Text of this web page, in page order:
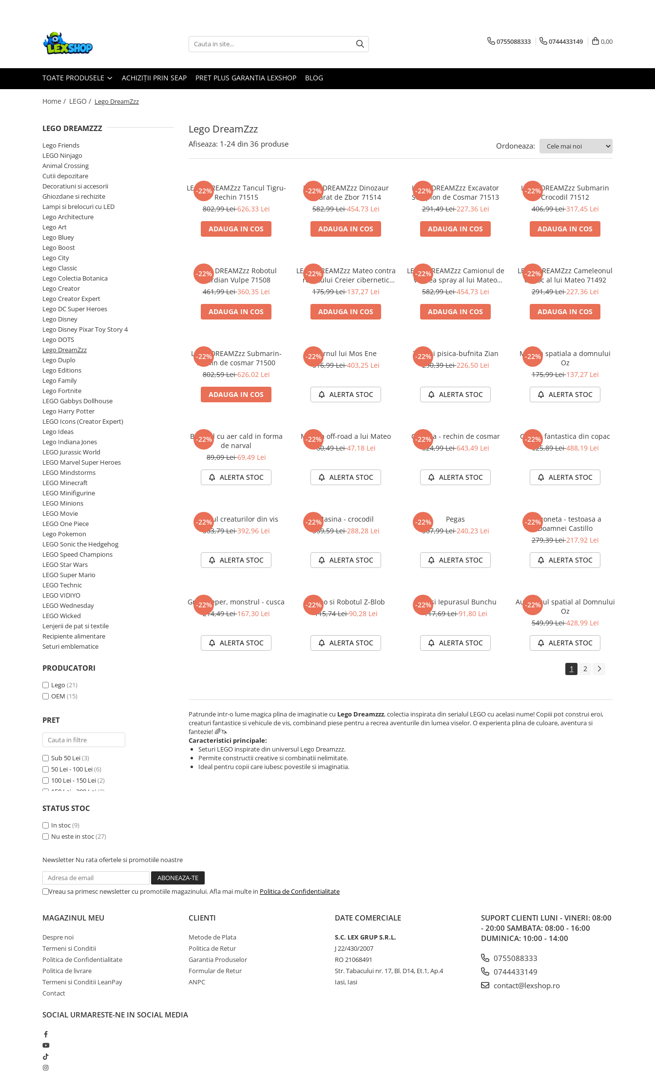
Toate Produsele
Board Games
Board Games
Extensii card games
Jocuri pentru toata familia
Party Games (jocuri de petrecere)
Jocuri pentru copii
Smart Games
Puzzle-uri logice
Jocuri cu miniaturi
Final Girl - solo game
Miniaturi Arkham Horror
Miniaturi HEROCLIX
Accesorii pentru boardgames
Protectii carti (Sleeves)
Deck Boxes/Cutii pentru carti
Portofolii/ Clasoare pentru carti
The Army Painter
Organizatoare
Carti de joc
Alte produse Hobby
Merch Lex Hobby Store
Pop Culture
Cani/Pahare
Plusuri si papusi
Decoratiuni
Studio Ghibli/My Neighbor
Totoro/Kiki etc
Dragon Ball
Lord of The Rings
Naruto Shippuden
Sailor Moon
Harry Potter
Stranger Things
Collectibles
KPop Demon Hunters
Retro Arcade – Jocuri, Console si
Accesorii Clasice
Book Nooks
Comic Books (Benzi Desenate)
Trading Card Games
DragonBallZ
Digimon Card Game
Cardfight!! Vanguard
Weis Schwarz
0755088333 0744433149 0,00
TOATE PRODUSELE ACHIZIȚII PRIN SEAP PRET PLUS GARANTIA LEXSHOP BLOG
Home / LEGO / Lego DreamZzz
Lego DreamZzz
LEGO DREAMZZZ
Lego Friends
LEGO Ninjago
Animal Crossing
Cutii depozitare
Decoratiuni si accesorii
Ghiozdane si rechizite
Lampi si brelocuri cu LED
Lego Architecture
Lego Art
Lego Bluey
Lego Boost
Lego City
Lego Classic
Lego Colectia Botanica
Lego Creator
Lego Creator Expert
Lego DC Super Heroes
Lego Disney
Lego Disney Pixar Toy Story 4
Lego DOTS
Lego DreamZzz
Lego Duplo
Lego Editions
Lego Family
Lego Fortnite
LEGO Gabbys Dollhouse
Lego Harry Potter
LEGO Icons (Creator Expert)
Lego Ideas
Lego Indiana Jones
LEGO Jurassic World
LEGO Marvel Super Heroes
LEGO Mindstorms
LEGO Minecraft
LEGO Minifigurine
LEGO Minions
LEGO Movie
LEGO One Piece
Lego Pokemon
LEGO Sonic the Hedgehog
LEGO Speed Champions
LEGO Star Wars
LEGO Super Mario
LEGO Technic
LEGO VIDIYO
LEGO Wednesday
LEGO Wicked
Lenjerii de pat si textile
Recipiente alimentare
Seturi emblematice
PRODUCATORI
Lego (21)
OEM (15)
PRET
Sub 50 Lei(3)
50 Lei - 100 Lei(6)
100 Lei - 150 Lei(2)
150 Lei - 200 Lei (2)
250 Lei - 300 Lei
300 Lei - 400 Lei
400 Lei - 500 Lei(7)
STATUS STOC
In stoc(9)
Nu este in stoc(27)
Afiseaza: 1-24 din 36 produse Ordoneaza:
-22%
LEGO DREAMZzz Tancul Tigru-
Rechin 71515
802,99 Lei626,33 Lei
ADAUGA IN COS
-22%
LEGO DREAMZzz Dinozaur
Aparat de Zbor 71514
582,99 Lei454,73 Lei
ADAUGA IN COS
-22%
LEGO DREAMZzz Excavator
Scorpion de Cosmar 71513
291,49 Lei227,36 Lei
ADAUGA IN COS
-22%
LEGO DREAMZzz Submarin
Crocodil 71512
406,99 Lei317,45 Lei
ADAUGA IN COS
-22%
LEGO DREAMZzz Robotul
Gardian Vulpe 71508
461,99 Lei360,35 Lei
ADAUGA IN COS
-22%
LEGO DREAMZzz Mateo contra
robotului Creier cibernetic
71495
175,99 Lei137,27 Lei
ADAUGA IN COS
-22%
LEGO DREAMZzz Camionul de
vopsea spray al lui Mateo
71499
582,99 Lei454,73 Lei
ADAUGA IN COS
-22%
LEGO DREAMZzz Cameleonul
de foc al lui Mateo 71492
291,49 Lei227,36 Lei
ADAUGA IN COS
-22%
LEGO DREAMZzz Submarin-
rechin de cosmar 71500
802,59 Lei626,02 Lei
ADAUGA IN COS
-22%Turnul lui Mos Ene
516,99 Lei403,25 Lei
ALERTA STOC
-22%
Zoey si pisica-bufnita Zian
290,39 Lei226,50 Lei
ALERTA STOC
-22%
Masina spatiala a domnului
Oz
175,99 Lei137,27 Lei
ALERTA STOC
-22%
Balonul cu aer cald in forma
de narval
89,09 Lei69,49 Lei
ALERTA STOC
-22%
Masina off-road a lui Mateo
60,49 Lei47,18 Lei
ALERTA STOC
-22%
Corabia - rechin de cosmar
824,99 Lei643,49 Lei
ALERTA STOC
-22%
Casuta fantastica din copac
625,89 Lei488,19 Lei
ALERTA STOC
-22%
Grajdul creaturilor din vis
503,79 Lei392,96 Lei
ALERTA STOC
-22%Masina - crocodil
369,59 Lei288,28 Lei
ALERTA STOC
-22%
Pegas
307,99 Lei240,23 Lei
ALERTA STOC
-22%
Furgoneta - testoasa a
Doamnei Castillo
279,39 Lei217,92 Lei
ALERTA STOC
-22%
Grimkeeper, monstrul - cusca
214,49 Lei167,30 Lei
ALERTA STOC
-22%
Mateo si Robotul Z-Blob
115,74 Lei90,28 Lei
ALERTA STOC
-22%
Izzie si Iepurasul Bunchu
117,69 Lei91,80 Lei
ALERTA STOC
-22%
Autobuzul spatial al Domnului
Oz
549,99 Lei428,99 Lei
ALERTA STOC
1 2
Patrunde intr-o lume magica plina de imaginatie cu Lego Dreamzzz, colectia inspirata din serialul LEGO cu acelasi nume! Copiii pot construi eroi,
creaturi fantastice si vehicule de vis, combinand piese pentru a recrea aventurile din lumea viselor. O experienta plina de culoare, aventura si
fantezie! 🌈🦄
Caracteristici principale:
Seturi LEGO inspirate din universul Lego Dreamzzz.
Permite constructii creative si combinatii nelimitate.
Ideal pentru copii care iubesc povestile si imaginatia.
Newsletter Nu rata ofertele si promotiile noastre
Vreau sa primesc newsletter cu promotiile magazinului. Afla mai multe in Politica de Confidentialitate
MAGAZINUL MEU
Despre noi
Termeni si Conditii
Politica de Confidentialitate
Politica de livrare
Termeni si Conditii LeanPay
Contact
CLIENTI
Metode de Plata
Politica de Retur
Garantia Produselor
Formular de Retur
ANPC
DATE COMERCIALE
S.C. LEX GRUP S.R.L.
J 22/430/2007
RO 21068491
Str. Tabacului nr. 17, Bl. D14, Et.1, Ap.4
Iasi, Iasi
SUPORT CLIENTI LUNI - VINERI: 08:00
- 20:00 SAMBATA: 08:00 - 16:00
DUMINICA: 10:00 - 14:00
0755088333
0744433149
contact@lexshop.ro
SOCIAL URMARESTE-NE IN SOCIAL MEDIA